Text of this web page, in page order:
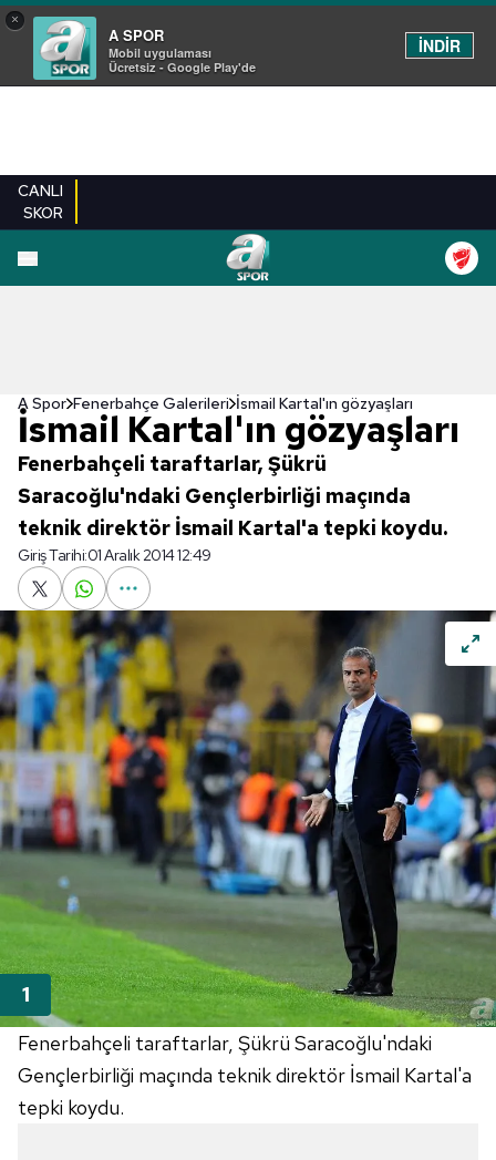
×
A SPOR
Mobil uygulaması
Ücretsiz - Google Play'de
İNDİR
CANLI
SKOR
EN YENILER
A Spor Fenerbahçe Galerileri İsmail Kartal'ın gözyaşları
İsmail Kartal'ın gözyaşları
Fenerbahçeli taraftarlar, Şükrü
Saracoğlu'ndaki Gençlerbirliği maçında
teknik direktör İsmail Kartal'a tepki koydu.
Giriş Tarihi:01 Aralık 2014 12:49
Fenerbahçeli taraftarlar, Şükrü Saracoğlu'ndaki
Gençlerbirliği maçında teknik direktör İsmail Kartal'a
tepki koydu.